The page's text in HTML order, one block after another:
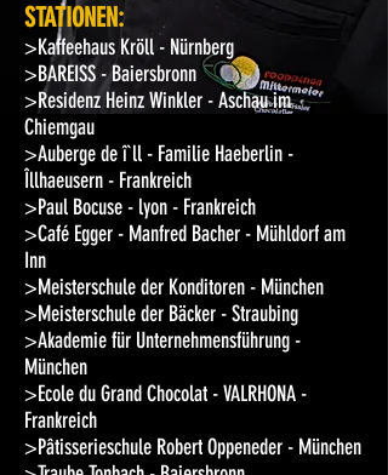
STATIONEN:
>Kaffeehaus Kröll - Nürnberg
>BAREISS - Baiersbronn
>Residenz Heinz Winkler - Aschau im
Chiemgau
>Auberge de î`ll - Familie Haeberlin -
Îllhaeusern - Frankreich
>Paul Bocuse - lyon - Frankreich
>Café Egger - Manfred Bacher - Mühldorf am
Inn
>Meisterschule der Konditoren - München
>Meisterschule der Bäcker - Straubing
>Akademie für Unternehmensführung -
München
>Ecole du Grand Chocolat - VALRHONA -
Frankreich
>Pâtisserieschule Robert Oppeneder - München